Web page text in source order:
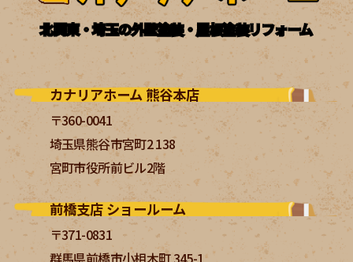
北関東・埼玉の外壁塗装・屋根塗装リフォーム
カナリアホーム 熊谷本店
〒360-0041
埼玉県熊谷市宮町2 138
宮町市役所前ビル2階
前橋支店 ショールーム
〒371-0831